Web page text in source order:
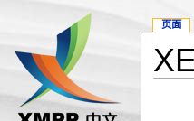
页面